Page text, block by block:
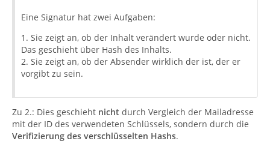
Eine Signatur hat zwei Aufgaben:
1. Sie zeigt an, ob der Inhalt verändert wurde oder nicht.
Das geschieht über Hash des Inhalts.
2. Sie zeigt an, ob der Absender wirklich der ist, der er
vorgibt zu sein.
Zu 2.: Dies geschieht nicht durch Vergleich der Mailadresse
mit der ID des verwendeten Schlüssels, sondern durch die
Verifizierung des verschlüsselten Hashs.